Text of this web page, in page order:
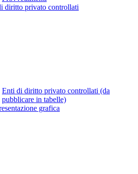
diritto privato controllati
Enti di diritto privato controllati (da
pubblicare in tabelle)
grafica